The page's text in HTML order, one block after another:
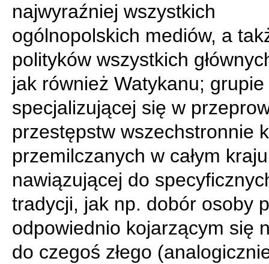
najwyraźniej wszystkich
ogólnopolskich mediów, a
polityków wszystkich
jak również Watykanu; grupie
specjalizującej się w
przestępstw wszechstronnie
przemilczanych w całym
nawiązującej do
tradycji, jak np. dobór osoby
odpowiednio kojarzącym się
do czegoś złego